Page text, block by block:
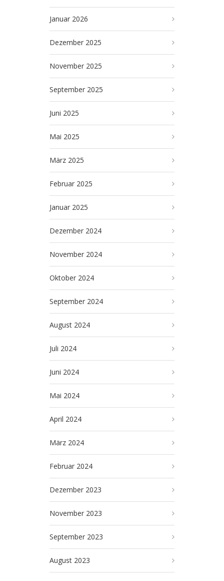
Januar 2026
Dezember 2025
November 2025
September 2025
Juni 2025
Mai 2025
März 2025
Februar 2025
Januar 2025
Dezember 2024
November 2024
Oktober 2024
September 2024
August 2024
Juli 2024
Juni 2024
Mai 2024
April 2024
März 2024
Februar 2024
Dezember 2023
November 2023
September 2023
August 2023